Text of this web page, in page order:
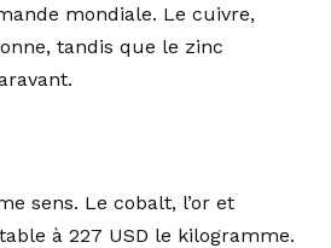
mondiale. Le cuivre,
tandis que le zinc
sens. Le cobalt, l’or et
à 227 USD le kilogramme.